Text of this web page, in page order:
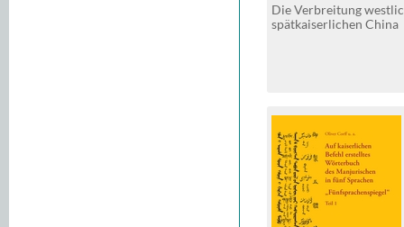
Die Verbreitung
spätkaiserlichen China